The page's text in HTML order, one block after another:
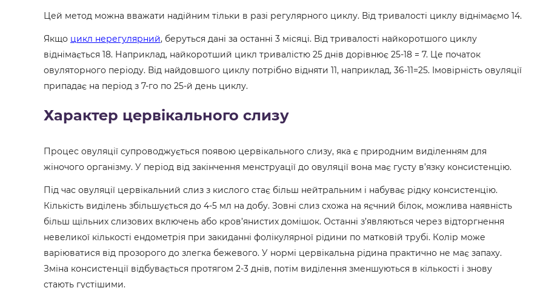
Цей метод можна вважати надійним тільки в разі регулярного циклу. Від тривалості циклу віднімаємо 14.
Якщо цикл нерегулярний, беруться дані за останні 3 місяці. Від тривалості найкоротшого циклу
віднімається 18. Наприклад, найкоротший цикл тривалістю 25 днів дорівнює 25-18 = 7. Це початок
овуляторного періоду. Від найдовшого циклу потрібно відняти 11, наприклад, 36-11=25. Імовірність овуляції
припадає на період з 7-го по 25-й день циклу.
Характер цервікального слизу
Процес овуляції супроводжується появою цервікального слизу, яка є природним виділенням для
жіночого організму. У період від закінчення менструації до овуляції вона має густу в’язку консистенцію.
Під час овуляції цервікальний слиз з кислого стає більш нейтральним і набуває рідку консистенцію.
Кількість виділень збільшується до 4-5 мл на добу. Зовні слиз схожа на яєчний білок, можлива наявність
більш щільних слизових включень або кров’янистих домішок. Останні з’являються через відторгнення
невеликої кількості ендометрія при закиданні фолікулярної рідини по матковій трубі. Колір може
варіюватися від прозорого до злегка бежевого. У нормі цервікальна рідина практично не має запаху.
Зміна консистенції відбувається протягом 2-3 днів, потім виділення зменшуються в кількості і знову
стають густішими.